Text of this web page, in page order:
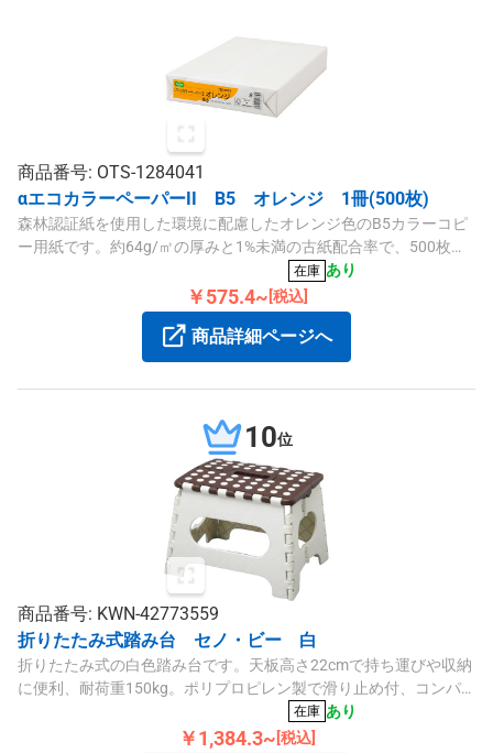
商品番号: OTS-1284041
αエコカラーペーパーII B5 オレンジ 1冊(500枚)
森林認証紙を使用した環境に配慮したオレンジ色のB5カラーコピ
ー用紙です。約64g/㎡の厚みと1%未満の古紙配合率で、500枚入
在庫 あり
￥575.4~ [税込]
商品詳細ページへ
10位
商品番号: KWN-42773559
折りたたみ式踏み台 セノ・ビー 白
折りたたみ式の白色踏み台です。天板高さ22cmで持ち運びや収納
に便利、耐荷重150kg。ポリプロピレン製で滑り止め付、コンパ
在庫 あり
￥1,384.3~[税込]